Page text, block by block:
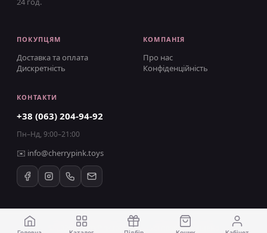
ПОКУПЦЯМ
Доставка та оплата
Дискретність
КОМПАНІЯ
Про нас
Конфіденційність
КОНТАКТИ
+38 (063) 204-94-92
Пн–Нд, 9:00–21:00
✉️ info@cherrypink.toys
2026CherryPink.toys · 18+ · Усі права захищено